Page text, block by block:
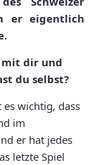
er eigentlich
mit dir und
du selbst?
wichtig, dass
im
er hat jedes
letzte Spiel